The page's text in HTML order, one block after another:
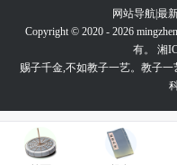
网站导航|最
Copyright © 2020 - 2026
有。 湘
赐子千金,不如教子一艺。教子